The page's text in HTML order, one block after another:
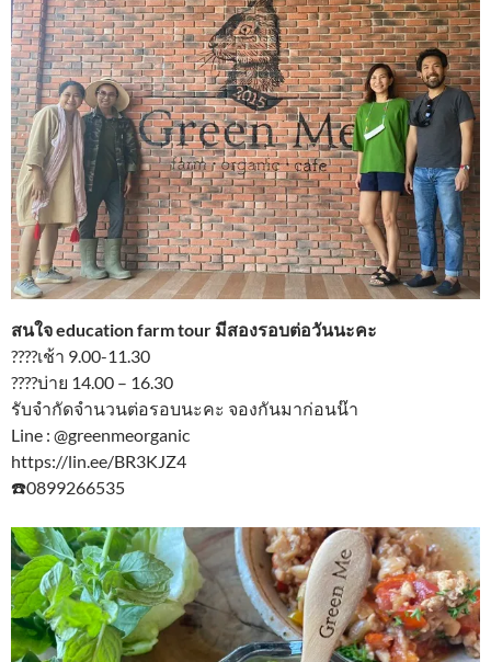
สนใจ education farm tour มีสองรอบต่อวันนะคะ
????เช้า 9.00-11.30
????บ่าย 14.00 – 16.30
รับจำกัดจำนวนต่อรอบนะคะ จองกันมาก่อนน๊า
Line : @greenmeorganic
https://lin.ee/BR3KJZ4
☎️0899266535